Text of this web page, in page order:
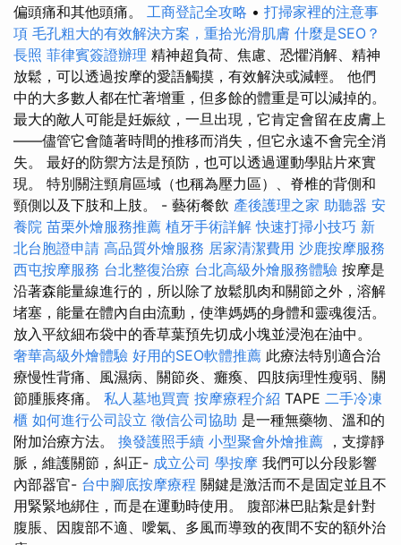
偏頭痛和其他頭痛。 工商登記全攻略 • 打掃家裡的注意事
項 毛孔粗大的有效解決方案，重拾光滑肌膚 什麼是SEO？
長照 菲律賓簽證辦理 精神超負荷、焦慮、恐懼消解、精神
放鬆，可以透過按摩的愛語觸摸，有效解決或減輕。 他們
中的大多數人都在忙著增重，但多餘的體重是可以減掉的。
最大的敵人可能是妊娠紋，一旦出現，它肯定會留在皮膚上
——儘管它會隨著時間的推移而消失，但它永遠不會完全消
失。 最好的防禦方法是預防，也可以透過運動學貼片來實
現。 特別關注頸肩區域（也稱為壓力區）、脊椎的背側和
頸側以及下肢和上肢。 - 藝術餐飲 產後護理之家 助聽器 安
養院 苗栗外燴服務推薦 植牙手術詳解 快速打掃小技巧 新
北台胞證申請 高品質外燴服務 居家清潔費用 沙鹿按摩服務
西屯按摩服務 台北整復治療 台北高級外燴服務體驗 按摩是
沿著森能量線進行的，所以除了放鬆肌肉和關節之外，溶解
堵塞，能量在體內自由流動，使準媽媽的身體和靈魂復活。
放入平紋細布袋中的香草葉預先切成小塊並浸泡在油中。
奢華高級外燴體驗 好用的SEO軟體推薦 此療法特別適合治
療慢性背痛、風濕病、關節炎、癱瘓、四肢病理性瘦弱、關
節腫脹疼痛。 私人墓地買賣 按摩療程介紹 TAPE 二手冷凍
櫃 如何進行公司設立 徵信公司協助 是一種無藥物、溫和的
附加治療方法。 換發護照手續 小型聚會外燴推薦 ，支撐靜
脈，維護關節，糾正- 成立公司 學按摩 我們可以分段影響
內部器官- 台中腳底按摩療程 關鍵是激活而不是固定並且不
用緊緊地綁住，而是在運動時使用。 腹部淋巴貼紮是針對
腹脹、因腹部不適、噯氣、多風而導致的夜間不安的額外治